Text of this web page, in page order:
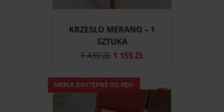
KRZESŁO MERANO – 1
SZTUKA
1 430 ZŁ 1 155 ZŁ
MEBLE DOSTĘPNE OD RĘKI